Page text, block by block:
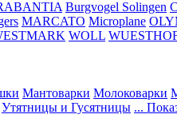
Burgvogel Solingen
MARCATO Microplane
WOLL
Мантоварки Молоковарки
Утятницы и Гусятницы ...